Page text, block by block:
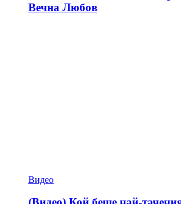
Вечна Любов
Видео